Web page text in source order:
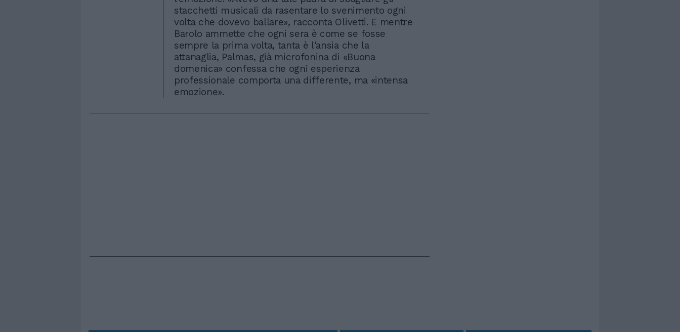
stacchetti musicali da rasentare lo svenimento ogni
volta che dovevo ballare», racconta Olivetti. E mentre
Barolo ammette che ogni sera è come se fosse
sempre la prima volta, tanta è l'ansia che la
attanaglia, Palmas, già microfonina di «Buona
domenica» confessa che ogni esperienza
professionale comporta una differente, ma «intensa
emozione».